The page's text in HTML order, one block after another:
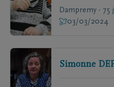
Dampremy - 75
03/03/2024
Simonne